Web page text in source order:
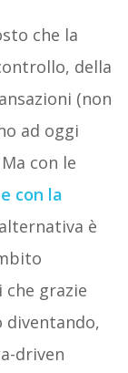
che la
della
(non
ad oggi
con le
con la
è
grazie
driven